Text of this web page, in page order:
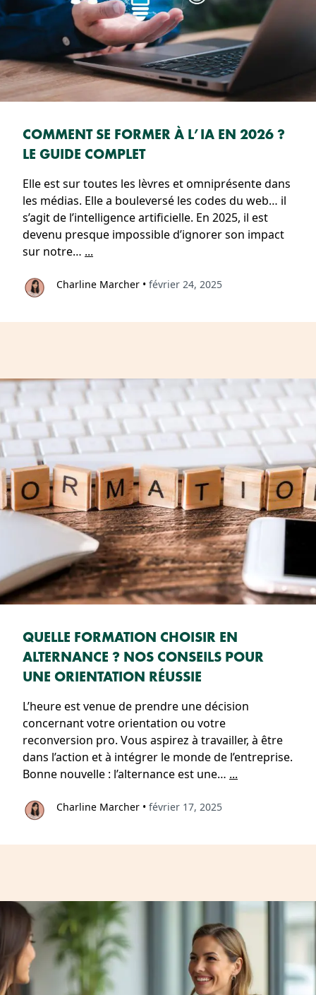
COMMENT SE FORMER À L’IA EN 2026 ?
LE GUIDE COMPLET
Elle est sur toutes les lèvres et omniprésente dans
les médias. Elle a bouleversé les codes du web… il
s’agit de l’intelligence artificielle. En 2025, il est
devenu presque impossible d’ignorer son impact
sur notre… ...
Charline Marcher • février 24, 2025
QUELLE FORMATION CHOISIR EN
ALTERNANCE ? NOS CONSEILS POUR
UNE ORIENTATION RÉUSSIE
L’heure est venue de prendre une décision
concernant votre orientation ou votre
reconversion pro. Vous aspirez à travailler, à être
dans l’action et à intégrer le monde de l’entreprise.
Bonne nouvelle : l’alternance est une… ...
Charline Marcher • février 17, 2025